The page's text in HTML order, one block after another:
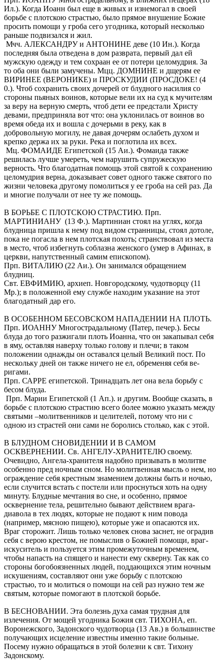
Ил.). Когда Иоанн был еще в живых и изнемогал в своей
борьбе с плотскою страстью, было прямое внушение Божие
просить помощи у гроба сего угодника, который несколько
раньше подвизался и жил.
Мчч. АЛЕКСАНДРУ и АНТОНИНЕ деве (10 Ин.). Когда
последняя была отведена в дом разврата, первый дал ей
мужскую одежду и тем сохра­ан ее от потери целомудрия. За
то оба они были замучены. Мцц. ДОМНИНЕ и дщерям ее
ВИРИНЕЕ (ВЕРОНИКЕ) и ПРОСКУДИИ (ПРОСДОКЕ! (4
0.). Чтоб сохранить своих дочерей от блудного насилия со
стороны пьяных воинов, которые вели их на суд к мучителям
за веру на верную смерть, чтоб дети ее предстали Христу
девами, предприняла вот что: она уклонилась от воинов во
время обеда их и вошла с дочерьми в реку, как в
добровольную могилу, не давая дочерям ослабеть духом и
крепко держа их за руки. Река и поглотила их всех.
Мц. ФОМАИДЕ Египетской (15 Аи.). Фомаида также
решилась лучше умереть, чем нарушить супру­жескую
верность. Что благодатная помощь этой святой к сохранению
целомудрия верна, доказывает совет одного также святого по
жизни человека другому помолиться у ее гроба на сей раз. Да
и многие полу­чали от нее ту же помощь.
В БОРЬБЕ С ПЛОТСКОЮ СТРАСТИЮ. Прп.
МАРТИНИАНУ (13 Ф.). Мартиниан стоял на углях, когда
блудница пришла к нему под видом странницы, стоял дотоле,
пока не погасла в нем плотская похоть; странствовал из места
в место, чтоб избегнуть соблазна женского (умер в Афинах, в
церкви, напутственный самим епископом).
Прп. ВИТАЛИЮ (22 Аи.). Он занимался обращением
блудниц.
Свт. ЕВФИМИЮ, архиеп. Новгородскому, чудотворцу (11
Мр.); в положенной ему службе нахо­дим указание на этот
благодатный дар его.
В ОСОБЕННОМ БЕСОВСКОМ НАПАДЕНИИ НА ПЛОТЬ.
Прп. ИОАННУ Многострадальному (Патер, печер.). Бесы
блуда до того разжигали плоть Иоанна, что он закапывал себя
в яму, оставляя наверху только го­лову и плечи; в таком
положении однажды он оставался целый Вели­кий пост. По
нескольку дней он также ничего не ел, обременяя себя ве­
ригами.
Прп. САРРЕ египетской. Тринадцать лет она вела борьбу с
бесом блуда.
Прп. Марии Египетской (1 Ап.). и другим. Вообще сказать, в
борьбе с плотскою страстию всего более можно указать между
святыми –молитвенников и целителей, потому что ни с
одною из страстей они са­ми не боролись столько, как с этой.
В БЛУДНОМ СНОВИДЕНИИ И В САМОМ
ОСКВЕРНЕНИИ. Св. АНГЕ­ЛУ-ХРАНИТЕЛЮ своему.
Очевидно, Ангела-хранителя надобно призы­вать в молитве
особенно пред ночным сном. Но молитвенная мысль о нем, но
ограждение себя крестным знамением должны быть и ночью,
если случится встать с постели или проснуться хоть на одну
минуту. Блудные мечтания во сне, и особенно, прямое
осквернение тела, реши­тельно бывают действием врага-
диавола в тех людях, которые не пода­ют к ним повода
(например, мясною пищею), которые уже и опасаются их.
Враг сторожит. Лишь только человек снова заснет, не оградив
себя с верою крестом, не помыслив о Божией помощи, враг-
искуситель и пользуется этим промежуточным временем,
чтобы напасть на спящего и нанести ему скверну. Так как со
стороны богобоязненных людей, под­дающихся этим ночным
искушениям, составляют они уже борьбу с плотскою
страстью, то и молиться о помощи на сей раз нужно тем же
святым, которые помогают в плотской борьбе.
В БЕСНОВАНИИ. Эта болезнь духа самая трудная для
излечения. От мощей угодника Божия свт. ТИХОНА, еп.
Воронежского, Задонского чудотворца (13 Ав.) в большинстве
получающих исцеление известны именно такие больные.
Посему нужно обращаться в этой бо­лезни к свт. Тихону
Задонскому.